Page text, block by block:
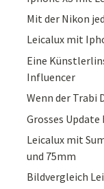
Mit der Nikon
Leicalux mit
Eine
Influencer
Wenn der
Grosses Update
Leicalux mit
und 75mm
Bildvergleich